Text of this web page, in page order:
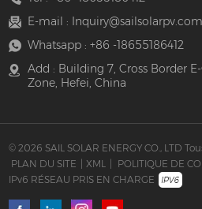
E-mail :
Inquiry@sailsolarpv.com
Whatsapp : +86 -18655186412
Add : Building 7, Cross Border
Zone, Hefei, China
© 2026 SAIL SOLAR ENERGY CO., LTD
PLAN DU SITE | XML | POLITIQUE DE
IPv6 RÉSEAU PRIS EN CHARGE